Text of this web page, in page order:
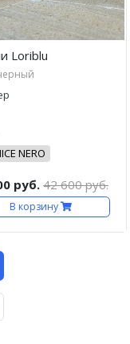
Loriblu
NERO
руб. 42 600 руб.
В корзину